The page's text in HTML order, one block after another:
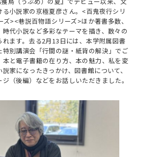
小説家の京極夏彦さん。<百鬼夜行シリ
><巷説百物語シリーズ>ほか著書多数、
代小説など多彩なテーマを描き、数々の
ます。去る2月13日には、本学附属図書
別講演会「行間の謎・紙背の解決」でご
と電子書籍の在り方、本の魅力、私を変
家になったきっかけ、図書館について、
（後編）などをお話しいただきました。